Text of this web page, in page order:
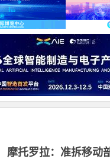
摩托罗拉：准拆移动